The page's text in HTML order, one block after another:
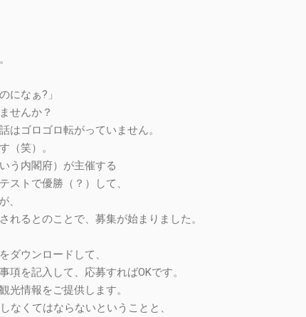
になぁ?」
せんか？
はゴロゴロ転がっていません。
（笑）。
う内閣府）が主催する
ストで優勝（？）して、
、
れるとのことで、募集が始まりました。
ダウンロードして、
項を記入して、応募すればOKです。
光情報をご提供します。
なくてはならないということと、